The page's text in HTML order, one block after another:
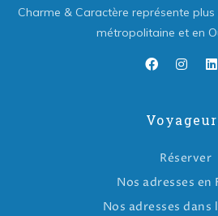
Charme & Caractère représente
métropolitaine et en
Réserver
Nos adresses en
Nos adresses dans